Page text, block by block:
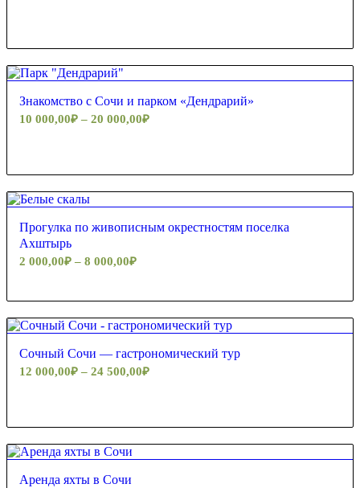
Знакомство с Сочи и парком «Дендрарий»
10 000,00₽ – 20 000,00₽
Прогулка по живописным окрестностям поселка
Ахштырь
2 000,00₽ – 8 000,00₽
Сочный Сочи — гастрономический тур
12 000,00₽ – 24 500,00₽
Аренда яхты в Сочи